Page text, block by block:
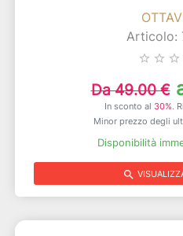
Articolo:
star_border star_border star_border
Da 49.00 €
In sconto al 30%.
Minor prezzo degli
Disponibilità
search